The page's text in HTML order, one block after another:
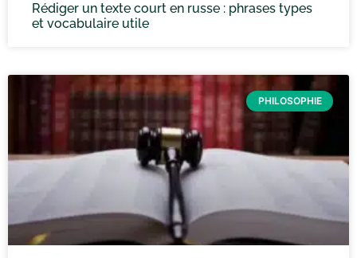
Rédiger un texte court en russe : phrases types
et vocabulaire utile
PHILOSOPHIE